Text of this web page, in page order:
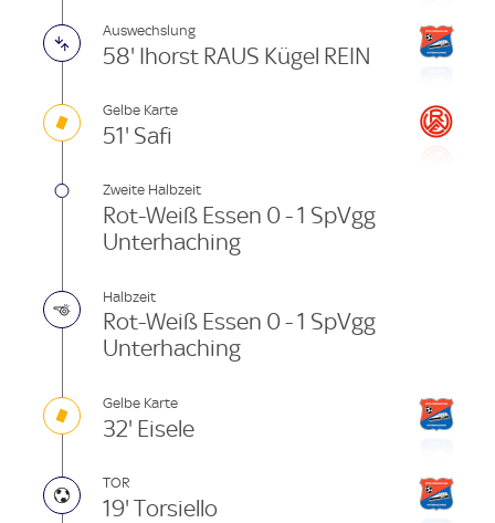
Auswechslung
58' Ihorst RAUS Kügel REIN
Gelbe Karte
51' Safi
Zweite Halbzeit
Rot-Weiß Essen 0 - 1 SpVgg
Unterhaching
Halbzeit
Rot-Weiß Essen 0 - 1 SpVgg
Unterhaching
Gelbe Karte
32' Eisele
TOR
19' Torsiello